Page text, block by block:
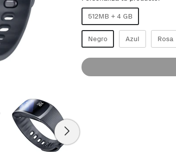
512MB + 4 GB
Negro Azul Rosa